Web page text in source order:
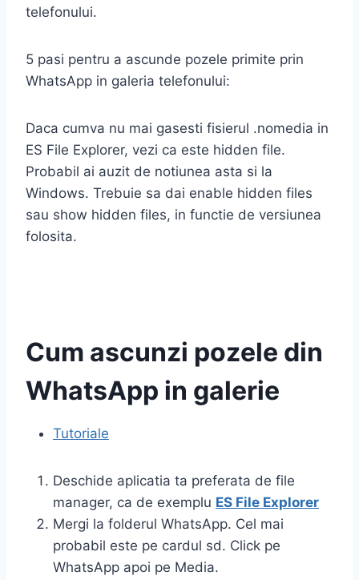
telefonului.
5 pasi pentru a ascunde pozele primite prin
WhatsApp in galeria telefonului:
Daca cumva nu mai gasesti fisierul .nomedia in
ES File Explorer, vezi ca este hidden file.
Probabil ai auzit de notiunea asta si la
Windows. Trebuie sa dai enable hidden files
sau show hidden files, in functie de versiunea
folosita.
Cum ascunzi pozele din
WhatsApp in galerie
Tutoriale
Deschide aplicatia ta preferata de file
manager, ca de exemplu ES File Explorer
Mergi la folderul WhatsApp. Cel mai
probabil este pe cardul sd. Click pe
WhatsApp apoi pe Media.